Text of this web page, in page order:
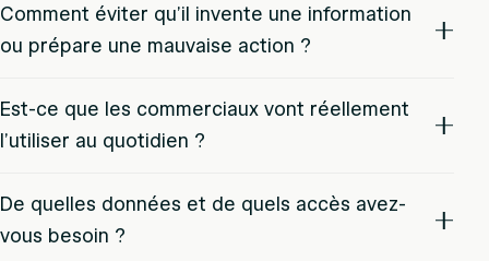
Comment éviter qu’il invente une information
ou prépare une mauvaise action ?
Est-ce que les commerciaux vont réellement
l’utiliser au quotidien ?
De quelles données et de quels accès avez-
vous besoin ?